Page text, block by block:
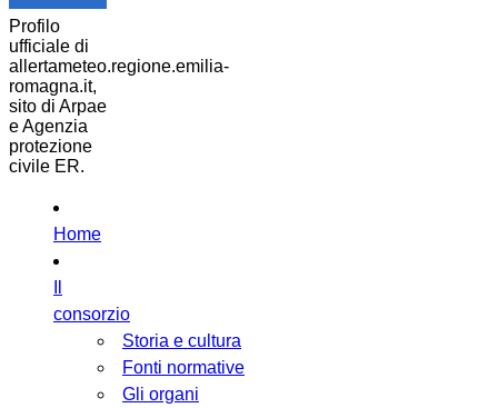
Profilo
ufficiale di
allertameteo.regione.emilia-
romagna.it,
sito di Arpae
e Agenzia
protezione
civile ER.
Home
consorzio
Storia e cultura
Fonti normative
Gli organi